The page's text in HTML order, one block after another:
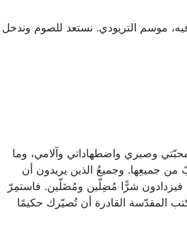
موسم التريودي. نستعد للصوم وندخل
وصبري واضطهاداتي وآلامي، وما
من جميعِها. وجميعُ الذين يريدون أن
فيزدادون شرًّا مُضِلّين ومُضَلّين. فاستمِرّ
المقدّسة القادرة أن تُصيّرك حكيمًا